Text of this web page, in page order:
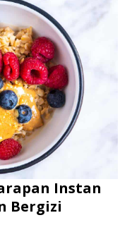
Instan
Bergizi